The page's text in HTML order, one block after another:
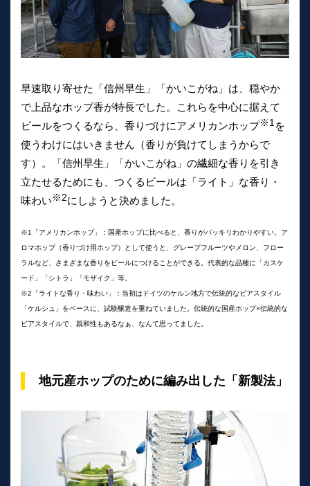
早速取り寄せた「信州早生」「かいこがね」は、穏やか
で上品なホップ香が特長でした。これらを中心に据えて
ビールをつくるなら、香りづけにアメリカンホップ※1 を
使うわけにはいきません（香りが負けてしまうからで
す）。「信州早生」「かいこがね」の繊細な香りを引き
立たせるためにも、つくるビールは「ライト」な香り・
味わい ※2にしようと決めました。
※1「アメリカンホップ」：国産ホップに比べると、香りがパッキリわかりやすい。ア
ロマホップ（香りづけ用ホップ）として使うと、グレープフルーツやメロン、フロー
ラルなど、さまざまな香りをビールにつけることができる。代表的な品種に「カスケ
ード」「シトラ」「モザイク」等。
※2「ライトな香り・味わい」：当初はドイツのケルン地方で伝統的なビアスタイル
「ケルシュ」をベースに、試験醸造を重ねていました。伝統的な国産ホップ×伝統的な
ビアスタイルで、親和性もあるなぁ、なんて思ってました。
地元産ホップのために編み出した「新製法」